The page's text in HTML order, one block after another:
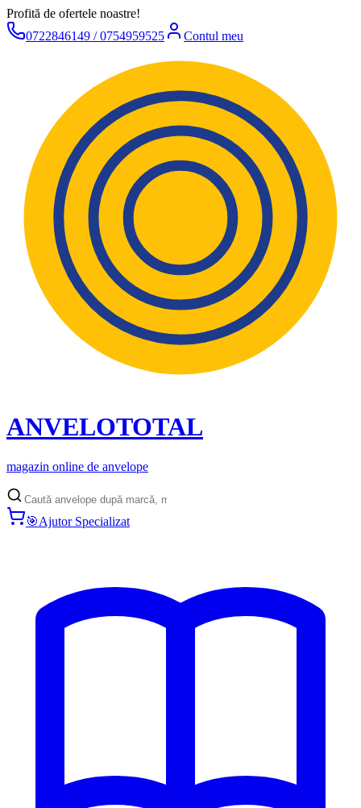
Profită de ofertele noastre!
0722846149 / 0754959525
Contul meu
ANVELOTOTAL
magazin online de anvelope
🎯Ajutor Specializat